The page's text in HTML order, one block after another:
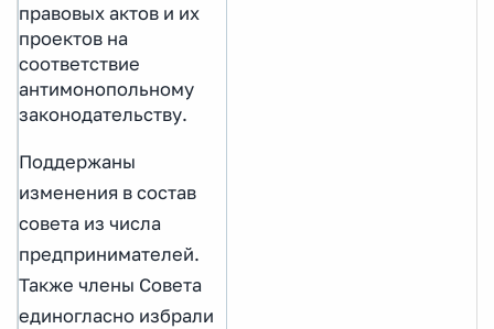
правовых актов и их
проектов на
соответствие
антимонопольному
законодательству.
Поддержаны
изменения в состав
совета из числа
предпринимателей.
Также члены Совета
единогласно избрали